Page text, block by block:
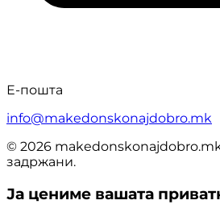
Е-пошта
info@makedonskonajdobro.mk
© 2026
задржани.
Ја цениме вашата